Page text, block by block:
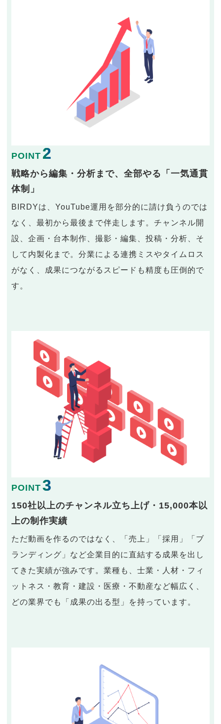
POINT 2
戦略から編集・分析まで、全部やる「一気通貫
体制」
BIRDYは、YouTube運用を部分的に請け負うのでは
なく、最初から最後まで伴走します。チャンネル開
設、企画・台本制作、撮影・編集、投稿・分析、そ
して内製化まで。分業による連携ミスやタイムロス
がなく、成果につながるスピードも精度も圧倒的で
す。
POINT 3
150社以上のチャンネル立ち上げ・15,000本以
上の制作実績
ただ動画を作るのではなく、「売上」「採用」「ブ
ランディング」など企業目的に直結する成果を出し
てきた実績が強みです。業種も、士業・人材・フィ
ットネス・教育・建設・医療・不動産など幅広く、
どの業界でも「成果の出る型」を持っています。